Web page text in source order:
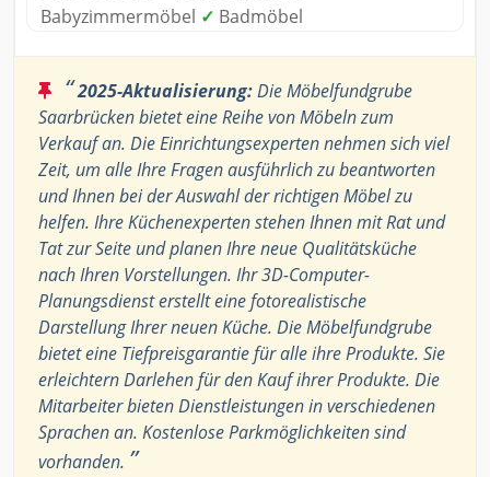
Babyzimmermöbel ✓ Badmöbel
“2025-Aktualisierung:Die Möbelfundgrube
Saarbrücken bietet eine Reihe von Möbeln zum
Verkauf an. Die Einrichtungsexperten nehmen sich viel
Zeit, um alle Ihre Fragen ausführlich zu beantworten
und Ihnen bei der Auswahl der richtigen Möbel zu
helfen. Ihre Küchenexperten stehen Ihnen mit Rat und
Tat zur Seite und planen Ihre neue Qualitätsküche
nach Ihren Vorstellungen. Ihr 3D-Computer-
Planungsdienst erstellt eine fotorealistische
Darstellung Ihrer neuen Küche. Die Möbelfundgrube
bietet eine Tiefpreisgarantie für alle ihre Produkte. Sie
erleichtern Darlehen für den Kauf ihrer Produkte. Die
Mitarbeiter bieten Dienstleistungen in verschiedenen
Sprachen an. Kostenlose Parkmöglichkeiten sind
vorhanden. ”